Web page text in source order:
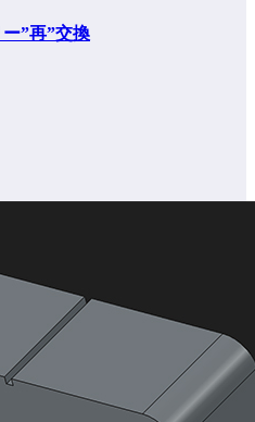
”再”交換